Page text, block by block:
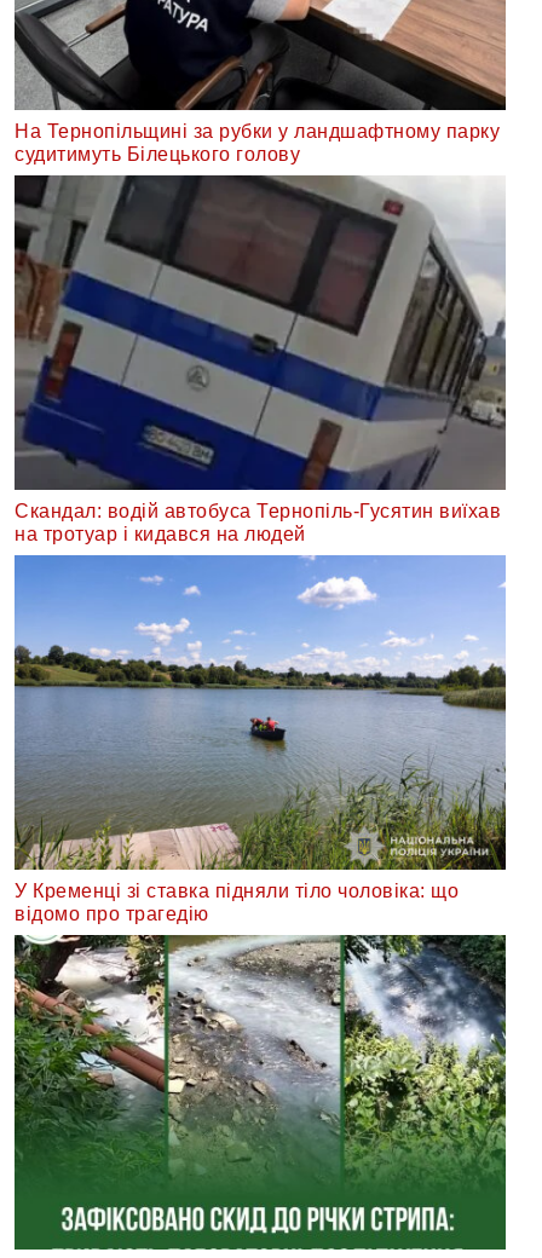
На Тернопільщині за рубки у ландшафтному парку
судитимуть Білецького голову
Скандал: водій автобуса Тернопіль-Гусятин виїхав
на тротуар і кидався на людей
У Кременці зі ставка підняли тіло чоловіка: що
відомо про трагедію